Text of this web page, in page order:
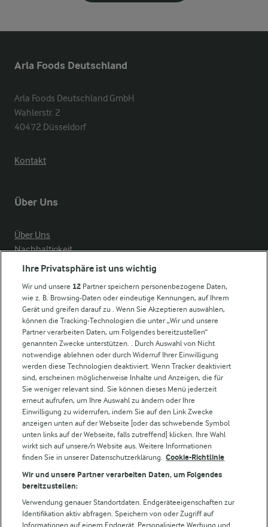
Arla Foods Deutschland
Arla Foods Deutschland GmbH
Wahlerstr. 2
40472 Düsseldorf
Kontakt
Über Uns
Über Uns
Nachhaltigkeit
Compliance
Arla in anderen Ländern
Weitere Arla Websites
Castello
Lurpak
Arla Pro
Für unsere Landwirt:innen
Folge uns!
Ihre Privatsphäre ist uns wichtig
Wir und unsere 12 Partner speichern personenbezogene Daten,
wie z. B. Browsing-Daten oder eindeutige Kennungen, auf Ihrem
Gerät und greifen darauf zu . Wenn Sie Akzeptieren auswählen,
können die Tracking-Technologien die unter „Wir und unsere
Partner verarbeiten Daten, um Folgendes bereitzustellen“
genannten Zwecke unterstützen. . Durch Auswahl von Nicht
notwendige ablehnen oder durch Widerruf Ihrer Einwilligung
werden diese Technologien deaktiviert. Wenn Tracker deaktiviert
sind, erscheinen möglicherweise Inhalte und Anzeigen, die für
Sie weniger relevant sind. Sie können dieses Menü jederzeit
erneut aufrufen, um Ihre Auswahl zu ändern oder Ihre
Einwilligung zu widerrufen, indem Sie auf den Link Zwecke
anzeigen unten auf der Webseite [oder das schwebende Symbol
unten links auf der Webseite, falls zutreffend] klicken. Ihre Wahl
wirkt sich auf unsere/n Website aus. Weitere Informationen
finden Sie in unserer Datenschutzerklärung. Cookie-Richtlinie
Wir und unsere Partner verarbeiten Daten, um Folgendes
bereitzustellen:
Verwendung genauer Standortdaten. Endgeräteeigenschaften zur
Identifikation aktiv abfragen. Speichern von oder Zugriff auf
Informationen auf einem Endgerät. Personalisierte Werbung und